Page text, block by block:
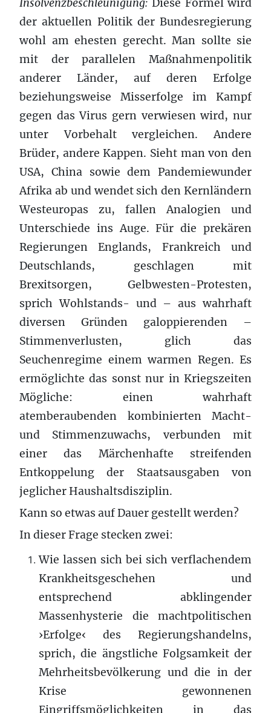
Insolvenzbeschleunigung: Diese Formel wird
der aktuellen Politik der Bundesregierung
wohl am ehesten gerecht. Man sollte sie
mit der parallelen Maßnahmenpolitik
anderer Länder, auf deren Erfolge
beziehungsweise Misserfolge im Kampf
gegen das Virus gern verwiesen wird, nur
unter Vorbehalt vergleichen. Andere
Brüder, andere Kappen. Sieht man von den
USA, China sowie dem Pandemiewunder
Afrika ab und wendet sich den Kernländern
Westeuropas zu, fallen Analogien und
Unterschiede ins Auge. Für die prekären
Regierungen Englands, Frankreich und
Deutschlands, geschlagen mit
Brexitsorgen, Gelbwesten-Protesten,
sprich Wohlstands- und – aus wahrhaft
diversen Gründen galoppierenden –
Stimmenverlusten, glich das
Seuchenregime einem warmen Regen. Es
ermöglichte das sonst nur in Kriegszeiten
Mögliche: einen wahrhaft
atemberaubenden kombinierten Macht-
und Stimmenzuwachs, verbunden mit
einer das Märchenhafte streifenden
Entkoppelung der Staatsausgaben von
jeglicher Haushaltsdisziplin.
Kann so etwas auf Dauer gestellt werden?
In dieser Frage stecken zwei:
Wie lassen sich bei sich verflachendem
Krankheitsgeschehen und
entsprechend abklingender
Massenhysterie die machtpolitischen
›Erfolge‹ des Regierungshandelns,
sprich, die ängstliche Folgsamkeit der
Mehrheitsbevölkerung und die in der
Krise gewonnenen
Eingriffsmöglichkeiten in das